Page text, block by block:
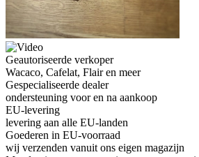
Geautoriseerde verkoper
Wacaco, Cafelat, Flair en meer
Gespecialiseerde dealer
ondersteuning voor en na aankoop
EU-levering
levering aan alle EU-landen
Goederen in EU-voorraad
wij verzenden vanuit ons eigen magazijn